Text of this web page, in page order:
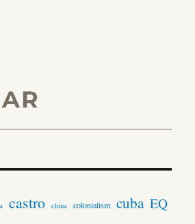
castro china colonialism cuba EQ